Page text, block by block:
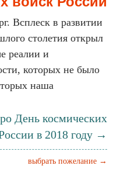
Всплеск в развитии
столетия открыл
реалии и
которых не было
наша
День космических
в 2018 году →
выбрать пожелание →